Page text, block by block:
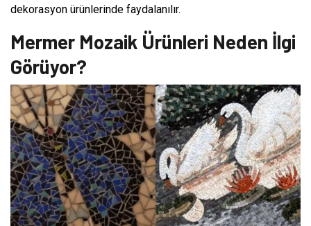
dekorasyon ürünlerinde faydalanılır.
Mermer Mozaik Ürünleri Neden İlgi
Görüyor?